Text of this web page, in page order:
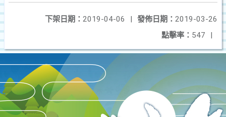
發佈日期： 2019-03-26
下架日期： 2019-04-06
|
點擊率： 547 |